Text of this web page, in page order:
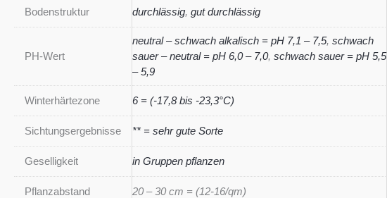
Bodenstruktur durchlässig, gut durchlässig
PH-Wert
neutral – schwach alkalisch = pH 7,1 – 7,5, schwach
sauer – neutral = pH 6,0 – 7,0, schwach sauer = pH 5,5
– 5,9
Winterhärtezone 6 = (-17,8 bis -23,3°C)
Sichtungsergebnisse ** = sehr gute Sorte
Geselligkeit in Gruppen pflanzen
Pflanzabstand 20 – 30 cm = (12-16/qm)